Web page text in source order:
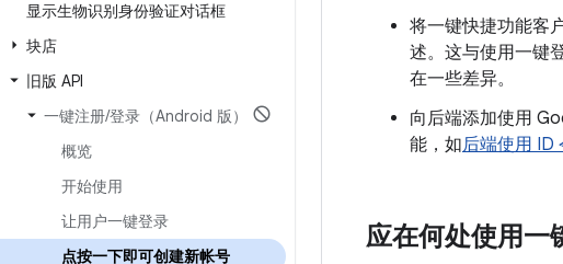
显示生物识别身份验证对话框
块店
旧版 API
一键注册/登录（Android 版）
概览
开始使用
让用户一键登录
点按一下即可创建新帐号
将一键快捷功能客
述。这与使用一键
在一些差异。
向后端添加使用
能，如后端使用 ID
应在何处使用一